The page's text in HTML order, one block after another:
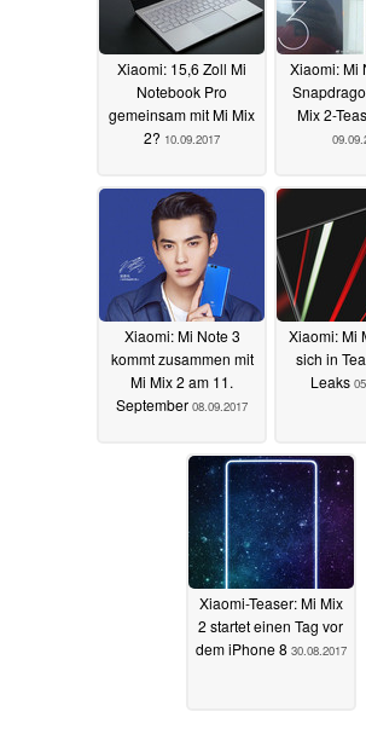
Xiaomi: 15,6 Zoll Mi
Notebook Pro
gemeinsam mit Mi Mix
2? 10.09.2017
Xiaomi: Mi
Mix 2-
Xiaomi: Mi Note 3
kommt zusammen mit
Mi Mix 2 am 11.
September 08.09.2017
Xiaomi: Mi
sich in
Leaks
Xiaomi-Teaser: Mi Mix
2 startet einen Tag vor
dem iPhone 8 30.08.2017